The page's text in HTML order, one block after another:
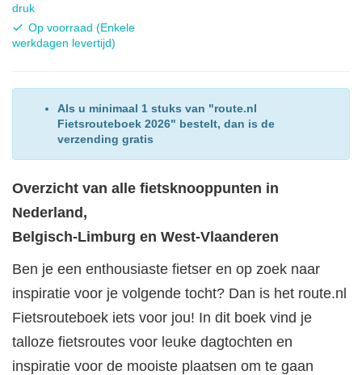
druk
Beschikbaarheid:
Op voorraad (Enkele
werkdagen levertijd)
Als u minimaal 1 stuks van "route.nl
Fietsrouteboek 2026" bestelt, dan is de
verzending gratis
Overzicht van alle fietsknooppunten in
Nederland,
Belgisch-Limburg en West-Vlaanderen
Ben je een enthousiaste fietser en op zoek naar
inspiratie voor je volgende tocht? Dan is het route.nl
Fietsrouteboek iets voor jou! In dit boek vind je
talloze fietsroutes voor leuke dagtochten en
inspiratie voor de mooiste plaatsen om te gaan